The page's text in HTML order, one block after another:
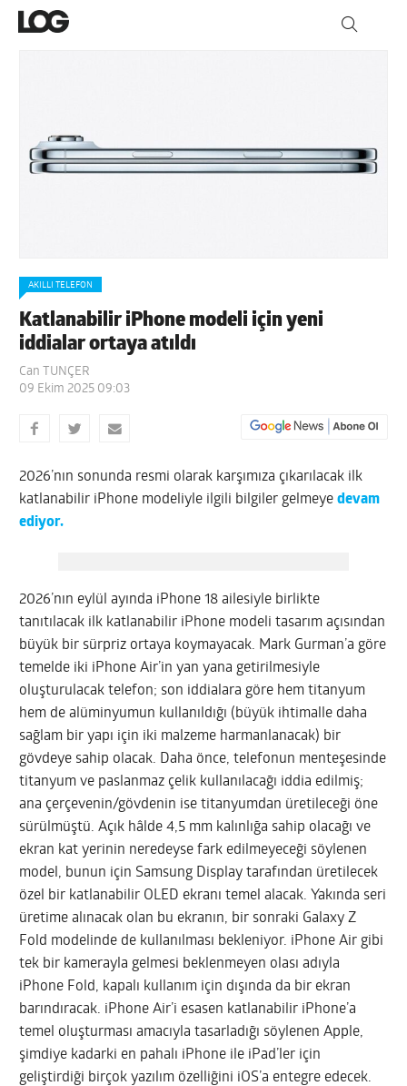
AKILLI TELEFON
Katlanabilir iPhone modeli için yeni
iddialar ortaya atıldı
Can TUNÇER
09 Ekim 2025 09:03
2026’nın sonunda resmi olarak karşımıza çıkarılacak ilk
katlanabilir iPhone modeliyle ilgili bilgiler gelmeyedevam
ediyor.
2026’nın eylül ayında iPhone 18 ailesiyle birlikte
tanıtılacak ilk katlanabilir iPhone modeli tasarım açısından
büyük bir sürpriz ortaya koymayacak. Mark Gurman’a göre
temelde iki iPhone Air’in yan yana getirilmesiyle
oluşturulacak telefon; son iddialara göre hem titanyum
hem de alüminyumun kullanıldığı (büyük ihtimalle daha
sağlam bir yapı için iki malzeme harmanlanacak) bir
gövdeye sahip olacak. Daha önce, telefonun menteşesinde
titanyum ve paslanmaz çelik kullanılacağı iddia edilmiş;
ana çerçevenin/gövdenin ise titanyumdan üretileceği öne
sürülmüştü. Açık hâlde 4,5 mm kalınlığa sahip olacağı ve
ekran kat yerinin neredeyse fark edilmeyeceği söylenen
model, bunun için Samsung Display tarafından üretilecek
özel bir katlanabilir OLED ekranı temel alacak. Yakında seri
üretime alınacak olan bu ekranın, bir sonraki Galaxy Z
Fold modelinde de kullanılması bekleniyor. iPhone Air gibi
tek bir kamerayla gelmesi beklenmeyen olası adıyla
iPhone Fold, kapalı kullanım için dışında da bir ekran
barındıracak. iPhone Air’i esasen katlanabilir iPhone’a
temel oluşturması amacıyla tasarladığı söylenen Apple,
şimdiye kadarki en pahalı iPhone ile iPad’ler için
geliştirdiği birçok yazılım özelliğini iOS’a entegre edecek.